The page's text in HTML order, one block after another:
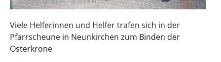
Viele Helferinnen und Helfer trafen sich in der
Pfarrscheune in Neunkirchen zum Binden der
Osterkrone